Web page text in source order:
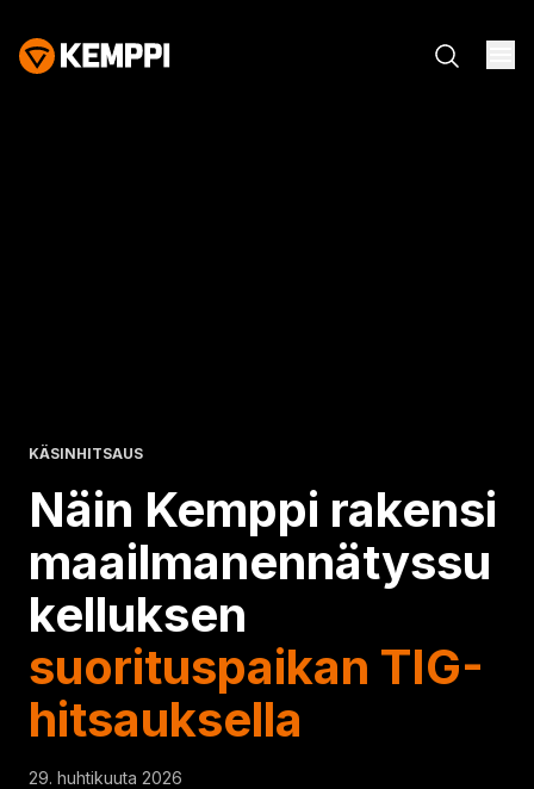
KÄSINHITSAUS
Näin Kemppi rakensi
maailmanennätyssu
kelluksen
suorituspaikan TIG-
hitsauksella
29. huhtikuuta 2026